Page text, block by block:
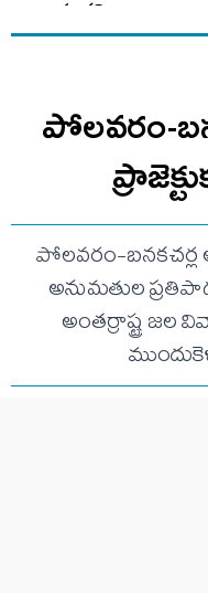
పోలవరం-
పోలవరం-బనకచర్ల
అనుమతుల
అంతర్రాష్ట్ర జల